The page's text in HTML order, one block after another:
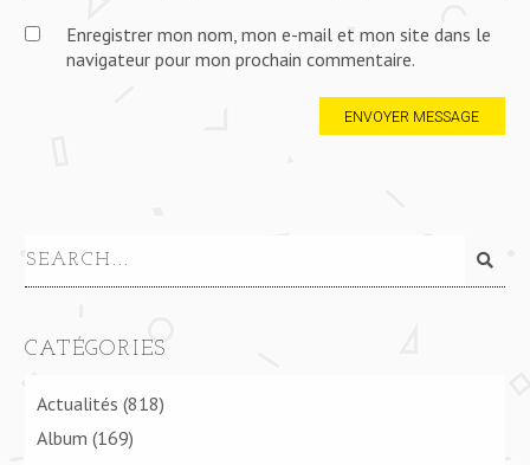
Enregistrer mon nom, mon e-mail et mon site dans le
navigateur pour mon prochain commentaire.
CATÉGORIES
Actualités (818)
Album (169)